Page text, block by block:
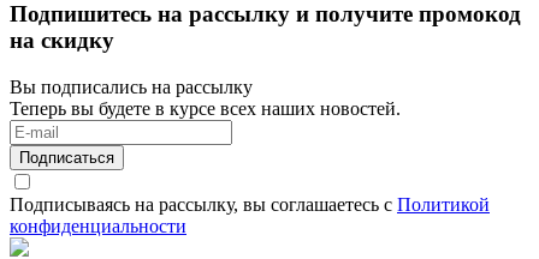
Подпишитесь на рассылку и получите промокод
на скидку
Вы подписались на рассылку
Теперь вы будете в курсе всех наших новостей.
Подписаться
Подписываясь на рассылку, вы соглашаетесь с Политикой
конфиденциальности